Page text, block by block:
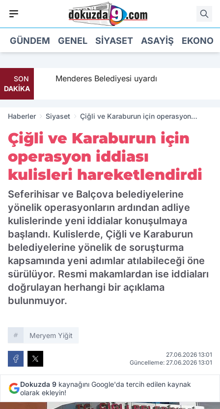
GÜNDEM GENEL SIYASET ASAYIŞ
SON
DAKİKA
geldi Menderes Belediyesi uyardı
Haberler Siyaset
Çiğli ve Karaburun için operasyon
Çiğli ve Karaburun için
operasyon iddiası
kulisleri hareketlendirdi
Seferihisar ve Balçova belediyelerine
yönelik operasyonların ardından adliye
kulislerinde yeni iddialar konuşulmaya
başlandı. Kulislerde, Çiğli ve Karaburun
belediyelerine yönelik de soruşturma
kapsamında yeni adımlar atılabileceği öne
sürülüyor. Resmi makamlardan ise iddiaları
doğrulayan herhangi bir açıklama
bulunmuyor.
Meryem Yiğit
27.06.2026 13:01
Güncelleme: 27.06.2026 13:01
Dokuzda 9 kaynağını Google'da tercih edilen kaynak
olarak ekleyin!